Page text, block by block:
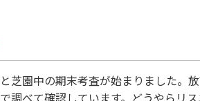
芝園中の期末考査が始まりました。
調べて確認しています。どうやらリ